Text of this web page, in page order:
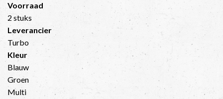
Voorraad
2 stuks
Leverancier
Turbo
Kleur
Blauw
Groen
Multi